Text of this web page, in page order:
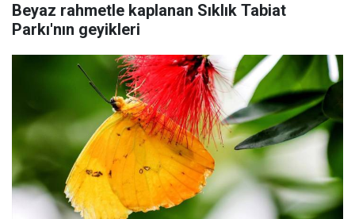
Beyaz rahmetle kaplanan Sıklık Tabiat
Parkı'nın geyikleri